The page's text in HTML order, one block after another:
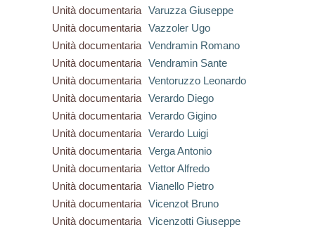
Unità documentaria Varuzza Giuseppe
Unità documentaria Vazzoler Ugo
Unità documentaria Vendramin Romano
Unità documentaria Vendramin Sante
Unità documentaria Ventoruzzo Leonardo
Unità documentaria Verardo Diego
Unità documentaria Verardo Gigino
Unità documentaria Verardo Luigi
Unità documentaria Verga Antonio
Unità documentaria Vettor Alfredo
Unità documentaria Vianello Pietro
Unità documentaria Vicenzot Bruno
Unità documentaria Vicenzotti Giuseppe